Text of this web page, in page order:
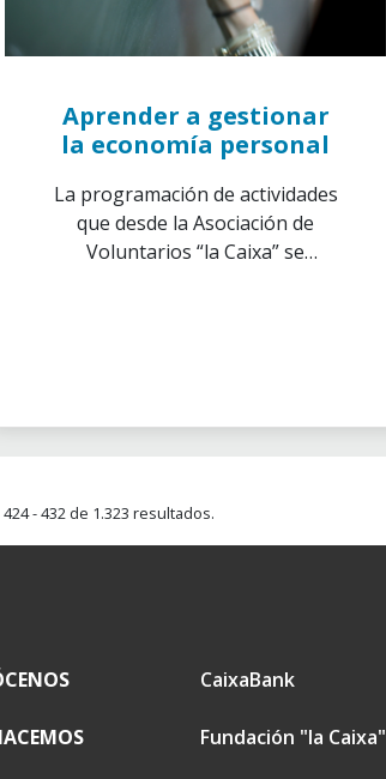
Aprender a gestionar
la economía personal
La programación de actividades
que desde la Asociación de
Voluntarios “la Caixa” se
- 432 de 1.323 resultados.
CaixaBank
Fundación "la Caixa"